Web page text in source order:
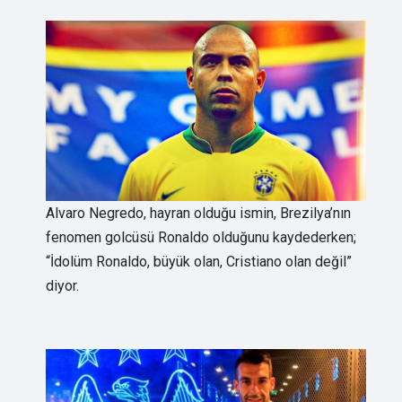
Alvaro Negredo, hayran olduğu ismin, Brezilya’nın
fenomen golcüsü Ronaldo olduğunu kaydederken;
“İdolüm Ronaldo, büyük olan, Cristiano olan değil”
diyor.